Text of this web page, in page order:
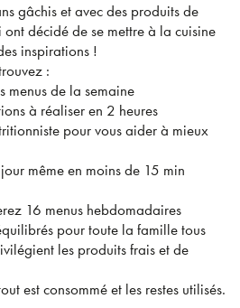
gâchis et avec des produits de
décidé de se mettre à la cuisine
inspirations !
:
menus de la semaine
à réaliser en 2 heures
pour vous aider à mieux
même en moins de 15 min
16 menus hebdomadaires
pour toute la famille tous
les produits frais et de
est consommé et les restes utilisés.